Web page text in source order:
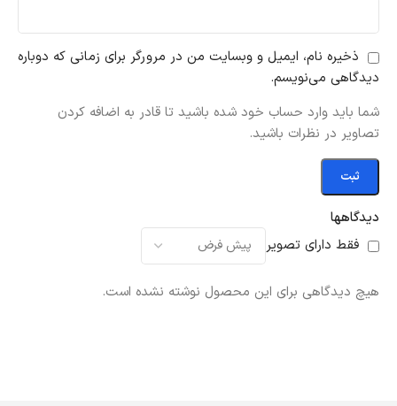
دیدگاهها
فقط دارای تصویر
هیچ دیدگاهی برای این محصول نوشته نشده است.
ذخیره نام، ایمیل و وبسایت من در مرورگر برای زمانی که دوباره
دیدگاهی می‌نویسم.
شما باید وارد حساب خود شده باشید تا قادر به اضافه کردن
تصاویر در نظرات باشید.